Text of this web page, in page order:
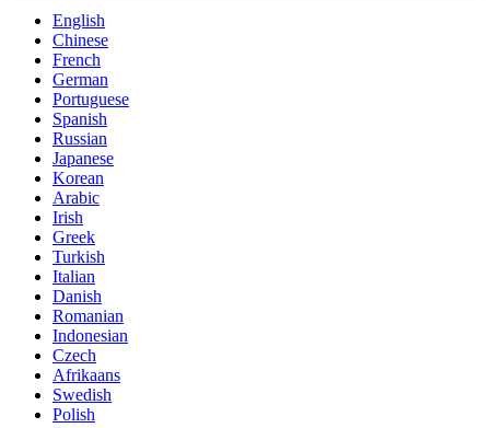
English
Chinese
French
German
Portuguese
Spanish
Russian
Japanese
Korean
Arabic
Irish
Greek
Turkish
Italian
Danish
Romanian
Indonesian
Czech
Afrikaans
Swedish
Polish